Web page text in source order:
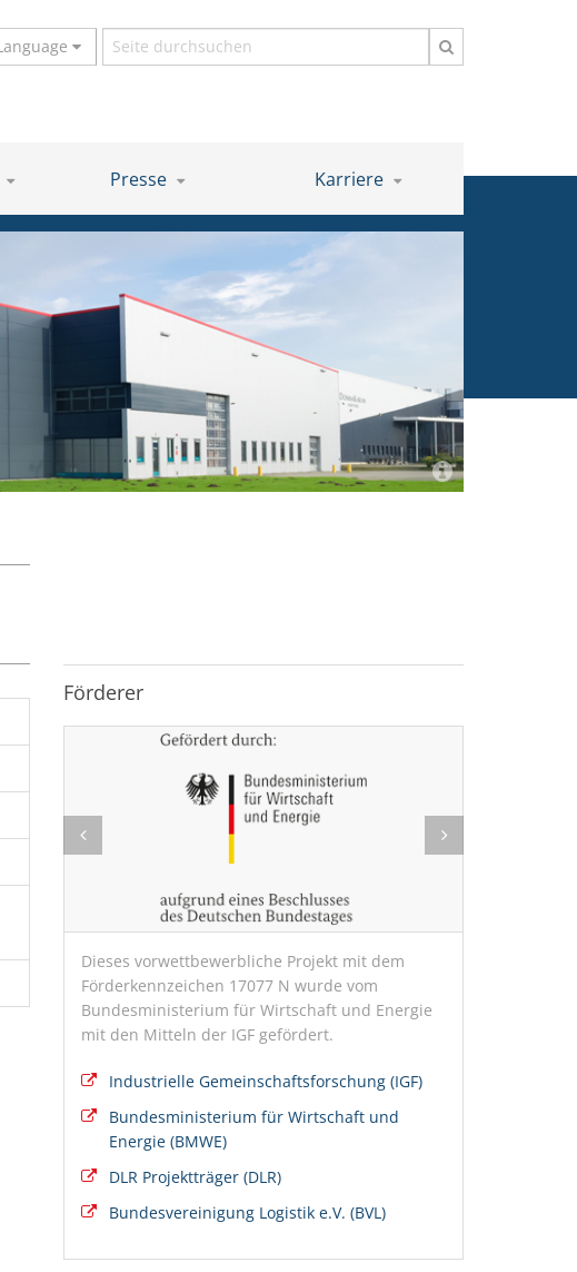
Suchbegriff
Presse Karriere
Förderer
Dieses vorwettbewerbliche Projekt mit dem
Förderkennzeichen 17077 N wurde vom
Bundesministerium für Wirtschaft und Energie
mit den Mitteln der IGF gefördert.
Industrielle Gemeinschaftsforschung (IGF)
Bundesministerium für Wirtschaft und
Energie (BMWE)
DLR Projektträger (DLR)
Bundesvereinigung Logistik e.V. (BVL)